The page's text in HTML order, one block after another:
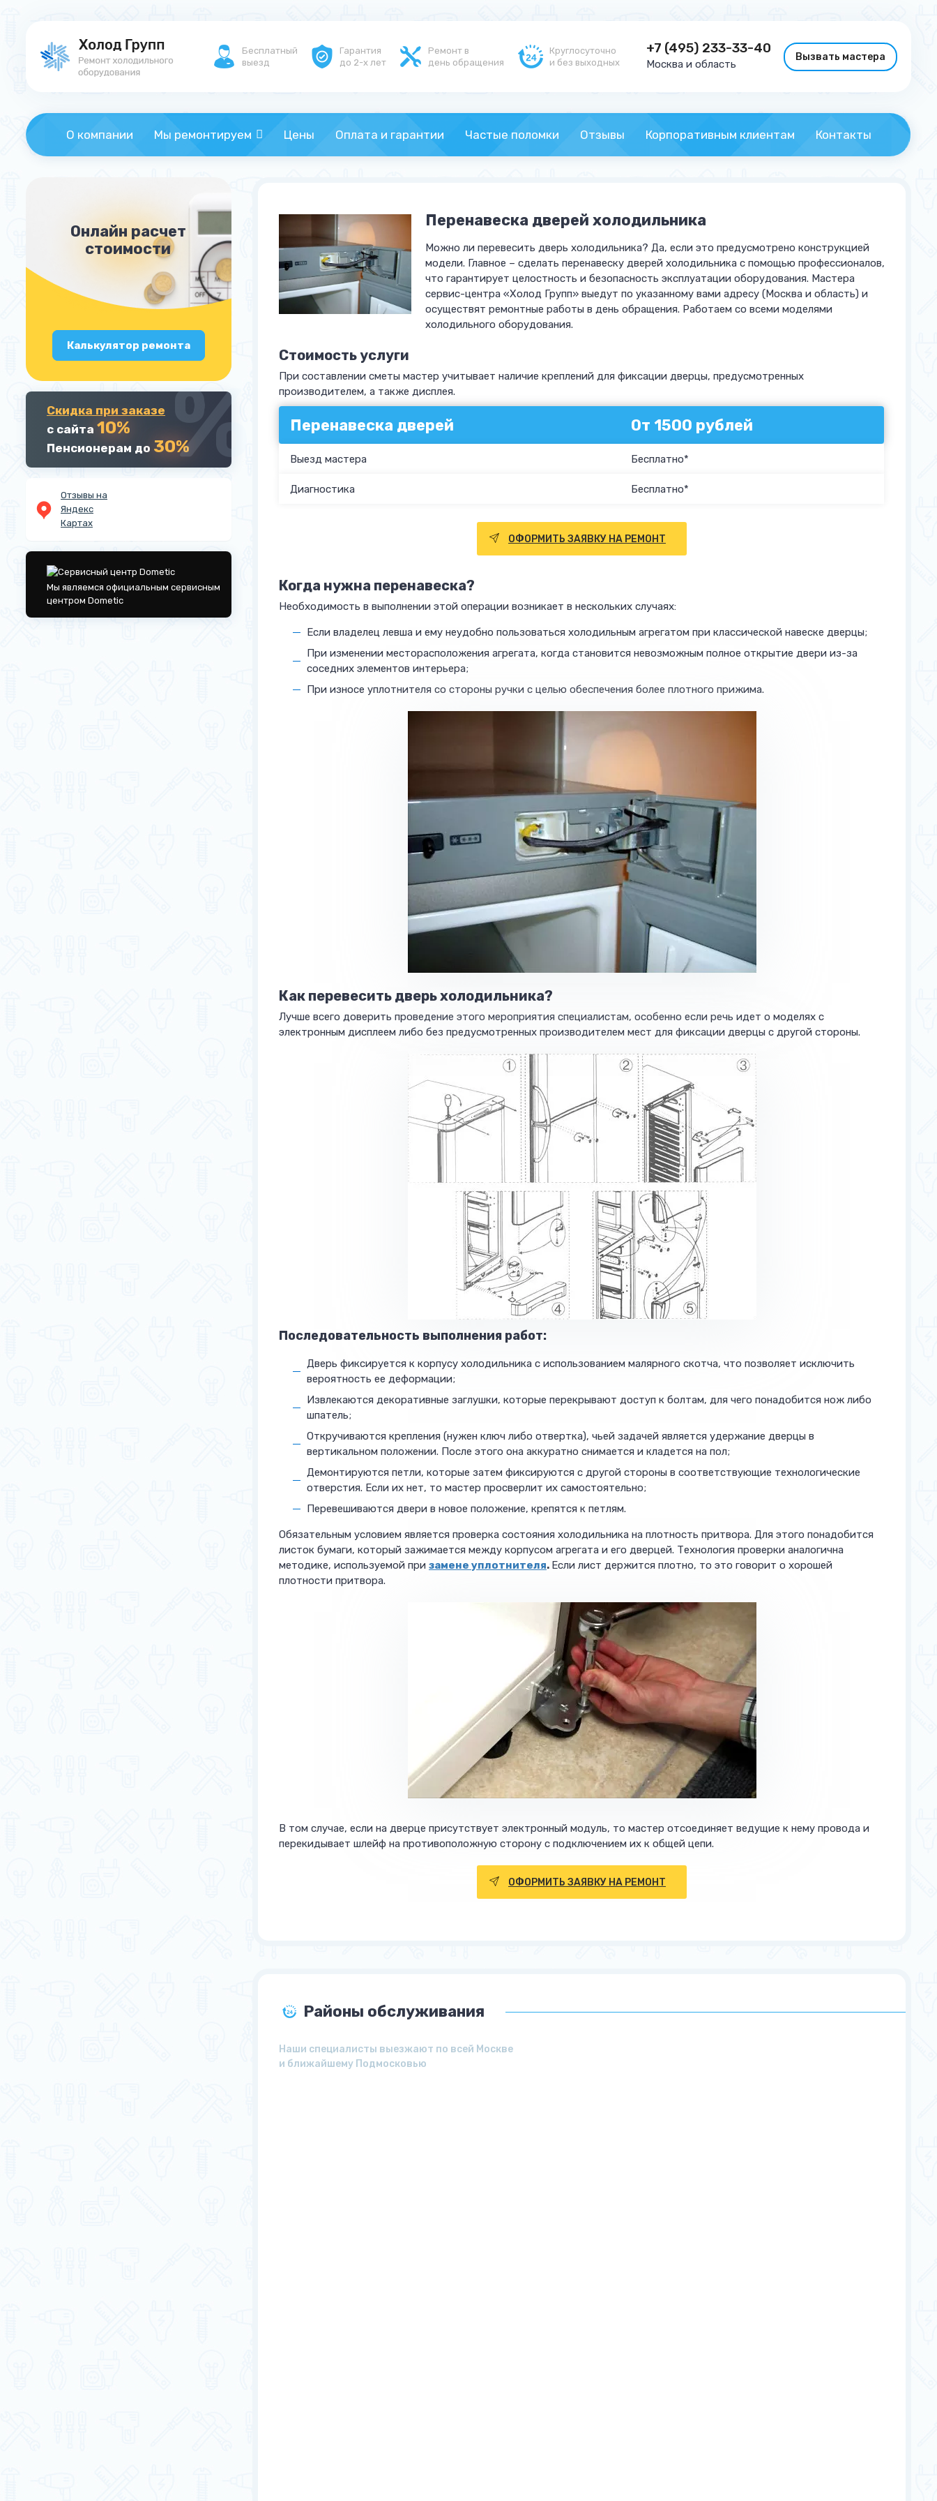
Бесплатный
выезд
Гарантия
до 2-х лет
Ремонт в
день обращения
Круглосуточно
и без выходных
+7 (495) 233-33-40
Москва и область
Вызвать мастера
О компании Мы ремонтируем Цены Оплата и гарантии Частые поломки Отзывы Корпоративным клиентам Контакты
Перенавеска дверей холодильника
Можно ли перевесить дверь холодильника? Да, если это предусмотрено конструкцией
модели. Главное – сделать перенавеску дверей холодильника с помощью профессионалов,
что гарантирует целостность и безопасность эксплуатации оборудования. Мастера
сервис-центра «Холод Групп» выедут по указанному вами адресу (Москва и область) и
осуществят ремонтные работы в день обращения. Работаем со всеми моделями
холодильного оборудования.
Стоимость услуги
При составлении сметы мастер учитывает наличие креплений для фиксации дверцы, предусмотренных
производителем, а также дисплея.
Перенавеска дверей От 1500 рублей
Выезд мастера Бесплатно*
Диагностика Бесплатно*
ОФОРМИТЬ ЗАЯВКУ НА РЕМОНТ
Когда нужна перенавеска?
Необходимость в выполнении этой операции возникает в нескольких случаях:
Если владелец левша и ему неудобно пользоваться холодильным агрегатом при классической навеске дверцы;
При изменении месторасположения агрегата, когда становится невозможным полное открытие двери из-за
соседних элементов интерьера;
При износе уплотнителя со стороны ручки с целью обеспечения более плотного прижима.
Как перевесить дверь холодильника?
Лучше всего доверить проведение этого мероприятия специалистам, особенно если речь идет о моделях с
электронным дисплеем либо без предусмотренных производителем мест для фиксации дверцы с другой стороны.
Последовательность выполнения работ:
Дверь фиксируется к корпусу холодильника с использованием малярного скотча, что позволяет исключить
вероятность ее деформации;
Извлекаются декоративные заглушки, которые перекрывают доступ к болтам, для чего понадобится нож либо
шпатель;
Откручиваются крепления (нужен ключ либо отвертка), чьей задачей является удержание дверцы в
вертикальном положении. После этого она аккуратно снимается и кладется на пол;
Демонтируются петли, которые затем фиксируются с другой стороны в соответствующие технологические
отверстия. Если их нет, то мастер просверлит их самостоятельно;
Перевешиваются двери в новое положение, крепятся к петлям.
Обязательным условием является проверка состояния холодильника на плотность притвора. Для этого понадобится
листок бумаги, который зажимается между корпусом агрегата и его дверцей. Технология проверки аналогична
методике, используемой при замене уплотнителя. Если лист держится плотно, то это говорит о хорошей
плотности притвора.
В том случае, если на дверце присутствует электронный модуль, то мастер отсоединяет ведущие к нему провода и
перекидывает шлейф на противоположную сторону с подключением их к общей цепи.
ОФОРМИТЬ ЗАЯВКУ НА РЕМОНТ
Районы обслуживания
Наши специалисты выезжают по всей Москве
и ближайшему Подмосковью
Онлайн расчет
стоимости
Калькулятор ремонта
Скидка при заказе
с сайта 10%
Пенсионерам до 30%
Отзывы на
Яндекс
Картах
Мы являемся официальным сервисным
центром Dometic